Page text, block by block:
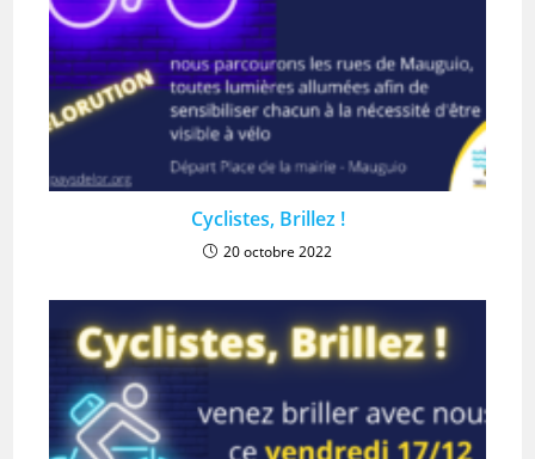
Cyclistes, Brillez !
20 octobre 2022